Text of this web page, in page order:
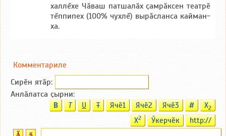
халлĕхе Чӑваш патшалӑх ҫамрӑксен театрӗ
тĕппипех (100% чухлĕ) вырăсланса кайман-
ха.
Комментариле
Сирӗн ятӑp:
Анлӑлатса ҫырни:
B T U T Ячӗ1 Ячӗ2 Ячӗ3 # X2
X2 Ӳкерчӗк http://